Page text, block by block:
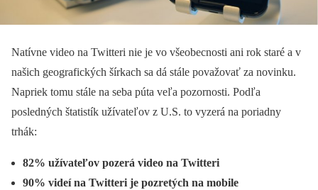
Natívne video na Twitteri nie je vo všeobecnosti ani rok staré a v
našich geografických šírkach sa dá stále považovať za novinku.
Napriek tomu stále na seba púta veľa pozornosti. Podľa
posledných štatistík užívateľov z U.S. to vyzerá na poriadny
trhák:
82% užívateľov pozerá video na Twitteri
90% videí na Twitteri je pozretých na mobile